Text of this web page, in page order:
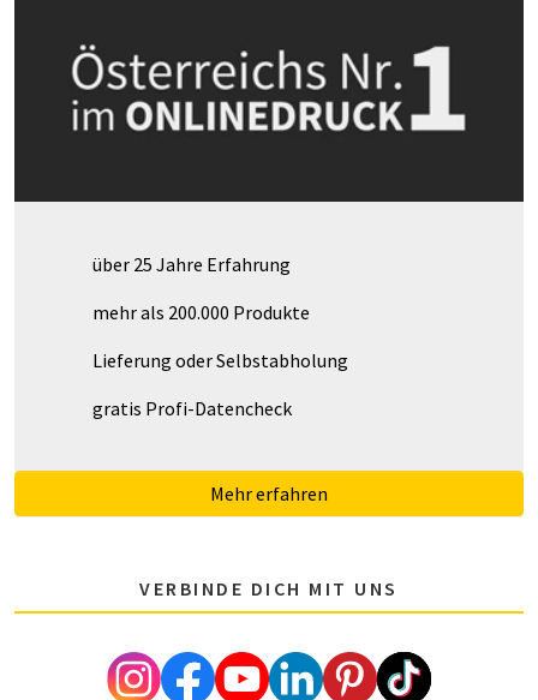
über 25 Jahre Erfahrung
mehr als 200.000 Produkte
Lieferung oder Selbstabholung
gratis Profi-Datencheck
Mehr erfahren
VERBINDE DICH MIT UNS